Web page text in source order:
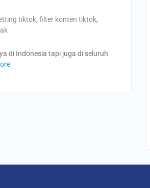
tiktok, filter konten tiktok,
di Indonesia tapi juga di seluruh